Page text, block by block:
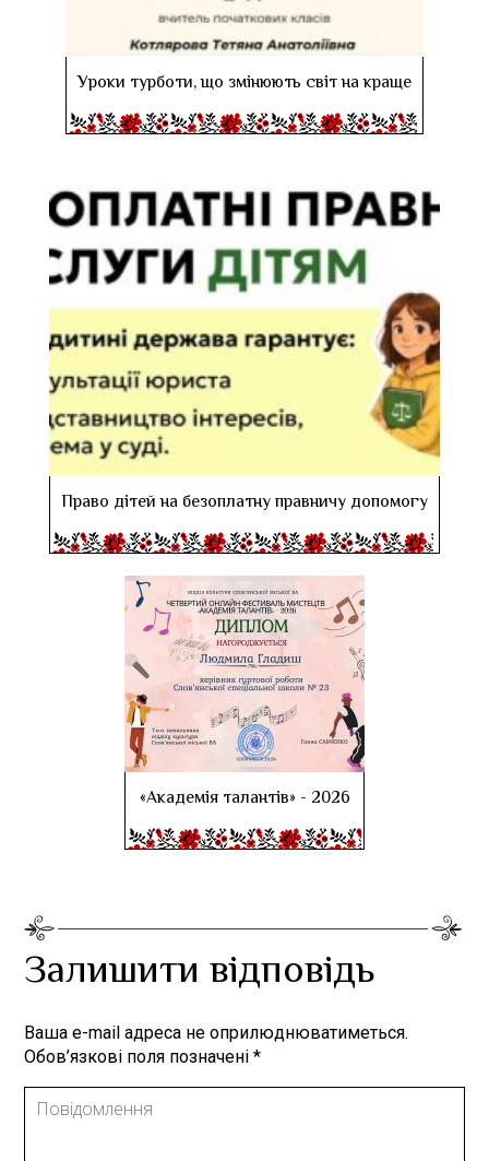
Уроки турботи, що змінюють світ на краще
Право дітей на безоплатну правничу допомогу
«Академія талантів» - 2026
Залишити відповідь
Ваша e-mail адреса не оприлюднюватиметься.
Обов’язкові поля позначені*